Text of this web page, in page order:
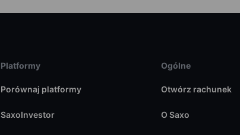
Platformy
Porównaj platformy
SaxoInvestor
Ogólne
Otwórz rachunek
O Saxo